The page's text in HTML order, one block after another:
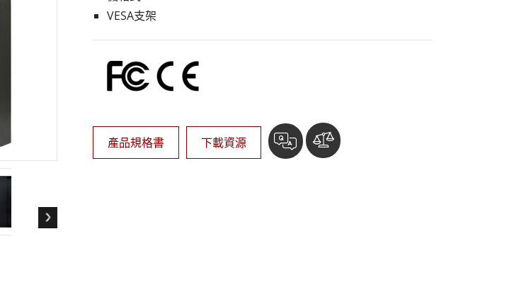
醫管等級工業電腦
醫管等級顯示器
More
人工智慧電腦
邊緣運算人工智慧移動電腦
VESA支架
產品規格書 下載資源